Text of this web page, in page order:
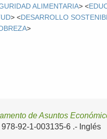
ALIMENTARIA> <
> <DESARROLLO
>
de Asuntos
92-1-003135-6 .- Inglés